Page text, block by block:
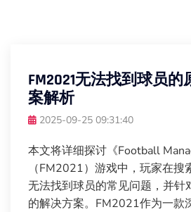
FM2021无法找到球员
案解析
2025-09-25 09:31:40
本文将详细探讨《Football
（FM2021）游戏中，玩家在搜
无法找到球员的常见问题，并针
的解决方案。FM2021作为一款